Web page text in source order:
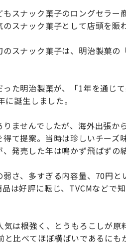
スナック菓子のロングセラー
スナック菓子として店頭を賑
スナック菓子は、明治製菓の
た明治製菓が、「1年を通じ
誕生しました。
ませんでしたが、海外出張か
て提案。当時は珍しいチーズ
発売した年は鳴かず飛ばずの
さ、多すぎる内容量、70円と
は好評に転じ、TVCMなどで
は根強く、とうもろこしが原
比べてほぼ横ばいであるにも